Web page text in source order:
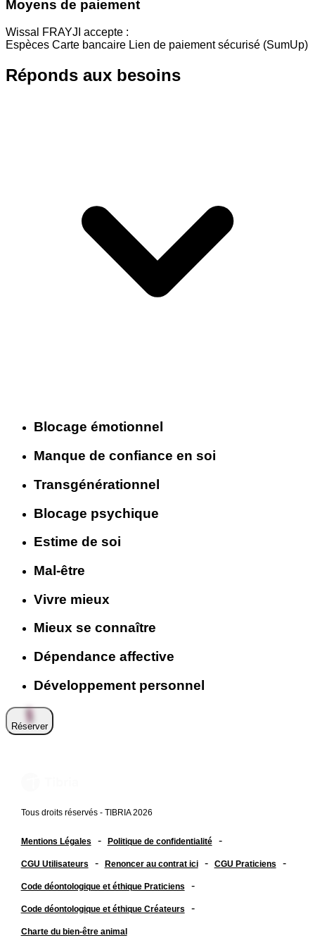
Moyens de paiement
Wissal FRAYJI accepte :
Espèces Carte bancaire Lien de paiement sécurisé (SumUp)
Réponds aux besoins
Blocage émotionnel
Manque de confiance en soi
Transgénérationnel
Blocage psychique
Estime de soi
Mal-être
Vivre mieux
Mieux se connaître
Dépendance affective
Développement personnel
Réserver
Tous droits réservés - TIBRIA 2026
Mentions Légales - Politique de confidentialité -
CGU Utilisateurs - Renoncer au contrat ici - CGU Praticiens -
Code déontologique et éthique Praticiens -
Code déontologique et éthique Créateurs -
Charte du bien-être animal